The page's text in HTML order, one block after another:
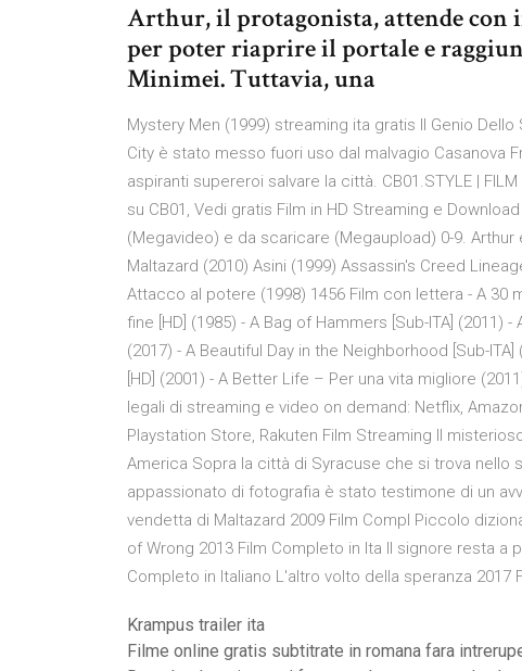
Arthur, il protagonista, attende con
per poter riaprire il portale e
Minimei. Tuttavia, una
Mystery Men (1999) streaming ita gratis Il Genio
City è stato messo fuori uso dal malvagio Casanova
aspiranti supereroi salvare la città. CB01.STYLE | FILM
su CB01, Vedi gratis Film in HD Streaming e
(Megavideo) e da scaricare (Megaupload) 0-9.
Maltazard (2010) Asini (1999) Assassin's Creed
Attacco al potere (1998) 1456 Film con lettera - A 30
fine [HD] (1985) - A Bag of Hammers [Sub-ITA] (2011)
(2017) - A Beautiful Day in the Neighborhood [Sub-
[HD] (2001) - A Better Life – Per una vita migliore
legali di streaming e video on demand: Netflix,
Playstation Store, Rakuten Film Streaming Il
America Sopra la città di Syracuse che si trova nello
appassionato di fotografia è stato testimone di un
vendetta di Maltazard 2009 Film Compl Piccolo
of Wrong 2013 Film Completo in Ita Il signore resta a
Completo in Italiano L'altro volto della speranza 2017
Krampus trailer ita
Filme online gratis subtitrate in romana fara